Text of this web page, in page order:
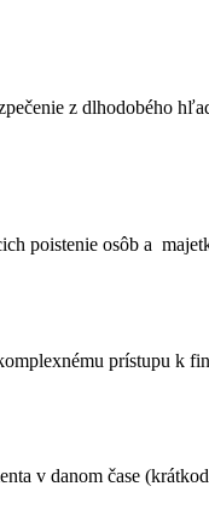
z dlhodobého
poistenie osôb a
prístupu k
v danom čase